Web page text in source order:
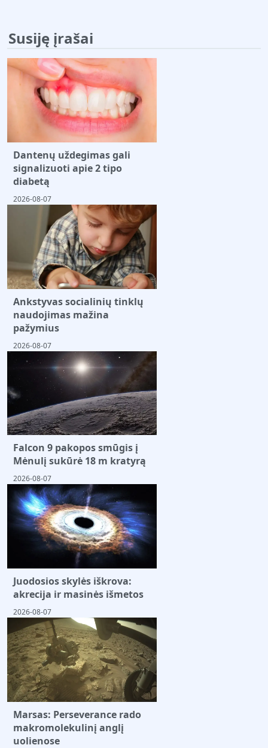
Susiję įrašai
Dantenų uždegimas gali
signalizuoti apie 2 tipo
diabetą
2026-08-07
Ankstyvas socialinių tinklų
naudojimas mažina
pažymius
2026-08-07
Falcon 9 pakopos smūgis į
Mėnulį sukūrė 18 m kratyrą
2026-08-07
Juodosios skylės iškrova:
akrecija ir masinės išmetos
2026-08-07
Marsas: Perseverance rado
makromolekulinį anglį
uolienose